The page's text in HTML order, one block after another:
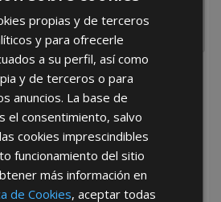
la Política de Privacidad
propias y de terceros
y para ofrecerle
a su perfil, así como
y de terceros o para
anuncios. La base de
el consentimiento, salvo
cookies imprescindibles
funcionamiento del sitio
más información en
de Cookies, aceptar todas